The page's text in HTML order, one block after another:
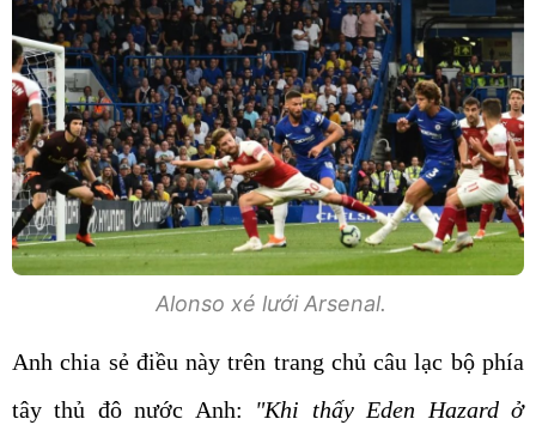
Alonso xé lưới Arsenal.
Anh chia sẻ điều này trên trang chủ câu lạc bộ phía
tây thủ đô nước Anh: "Khi thấy Eden Hazard ở